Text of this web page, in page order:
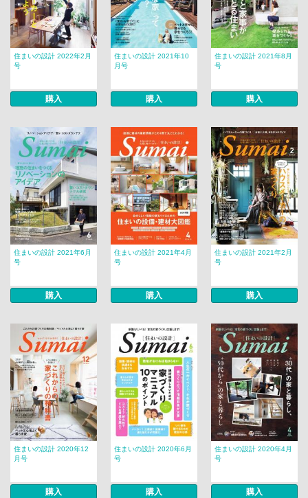
住まいの設計 2022年2月
号
購入
住まいの設計 2021年10
月号
購入
住まいの設計 2021年8月
号
購入
住まいの設計 2021年6月
号
購入
住まいの設計 2021年4月
号
購入
住まいの設計 2021年2月
号
購入
住まいの設計 2020年12
月号
購入
住まいの設計 2020年6月
号
購入
住まいの設計 2020年4月
号
購入